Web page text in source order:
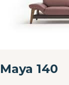
Maya 140